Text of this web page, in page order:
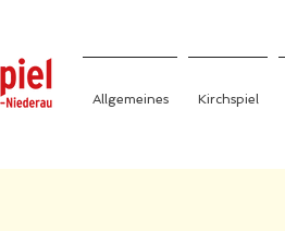
Allgemeines Kirchspiel